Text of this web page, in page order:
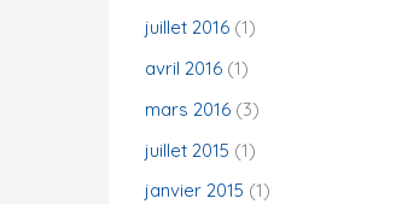
juillet 2016 (1)
avril 2016 (1)
mars 2016 (3)
juillet 2015 (1)
janvier 2015 (1)